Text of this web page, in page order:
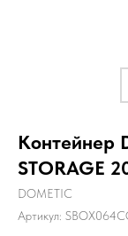
Контейнер
STORAGE
DOMETIC
Артикул: